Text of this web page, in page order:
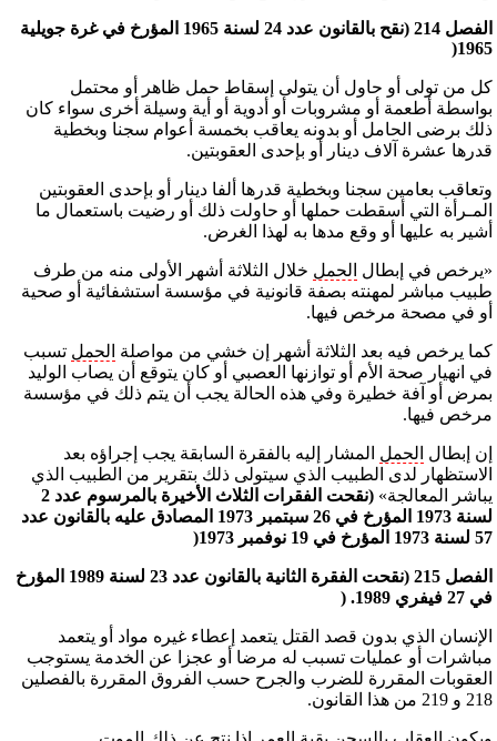
الفصل 214 (نقح بالقانون عدد 24 لسنة 1965 المؤرخ في غرة جويلية
1965(
كل من تولى أو حاول أن يتولى إسقاط حمل ظاهر أو محتمل
بواسطة أطعمة أو مشروبات أو أدوية أو أية وسيلة أخرى سواء كان
ذلك برضى الحامل أو بدونه يعاقب بخمسة أعوام سجنا وبخطية
قدرها عشرة آلاف دينار أو بإحدى العقوبتين.
وتعاقب بعامين سجنا وبخطية قدرها ألفا دينار أو بإحدى العقوبتين
المـرأة التي أسقطت حملها أو حاولت ذلك أو رضيت باستعمال ما
أشير به عليها أو وقع مدها به لهذا الغرض.
«يرخص في إبطال الحمل خلال الثلاثة أشهر الأولى منه من طرف
طبيب مباشر لمهنته بصفة قانونية في مؤسسة استشفائية أو صحية
أو في مصحة مرخص فيها.
كما يرخص فيه بعد الثلاثة أشهر إن خشي من مواصلة الحمل تسبب
في انهيار صحة الأم أو توازنها العصبي أو كان يتوقع أن يصاب الوليد
بمرض أو آفة خطيرة وفي هذه الحالة يجب أن يتم ذلك في مؤسسة
مرخص فيها.
إن إبطال الحمل المشار إليه بالفقرة السابقة يجب إجراؤه بعد
الاستظهار لدى الطبيب الذي سيتولى ذلك بتقرير من الطبيب الذي
يباشر المعالجة»
(نقحت الفقرات الثلاث الأخيرة بالمرسوم عدد 2
لسنة 1973 المؤرخ في 26 سبتمبر 1973 المصادق عليه بالقانون عدد
57 لسنة 1973 المؤرخ في 19 نوفمبر 1973(
الفصل 215 (نقحت الفقرة الثانية بالقانون عدد 23 لسنة 1989 المؤرخ
في 27 فيفري 1989. (
الإنسان الذي بدون قصد القتل يتعمد إعطاء غيره مواد أو يتعمد
مباشرات أو عمليات تسبب له مرضا أو عجزا عن الخدمة يستوجب
العقوبات المقررة للضرب والجرح حسب الفروق المقررة بالفصلين
218 و 219 من هذا القانون.